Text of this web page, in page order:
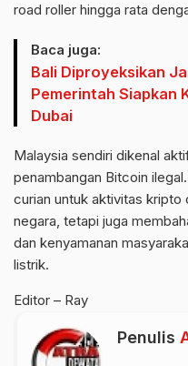
road roller hingga rata
Baca juga:
Bali Diproyeksikan
Pemerintah Siapkan
Dubai
Malaysia sendiri dikenal
penambangan Bitcoin
curian untuk aktivitas kripto
negara, tetapi juga
dan kenyamanan
listrik.
Editor – Ray
Penulis